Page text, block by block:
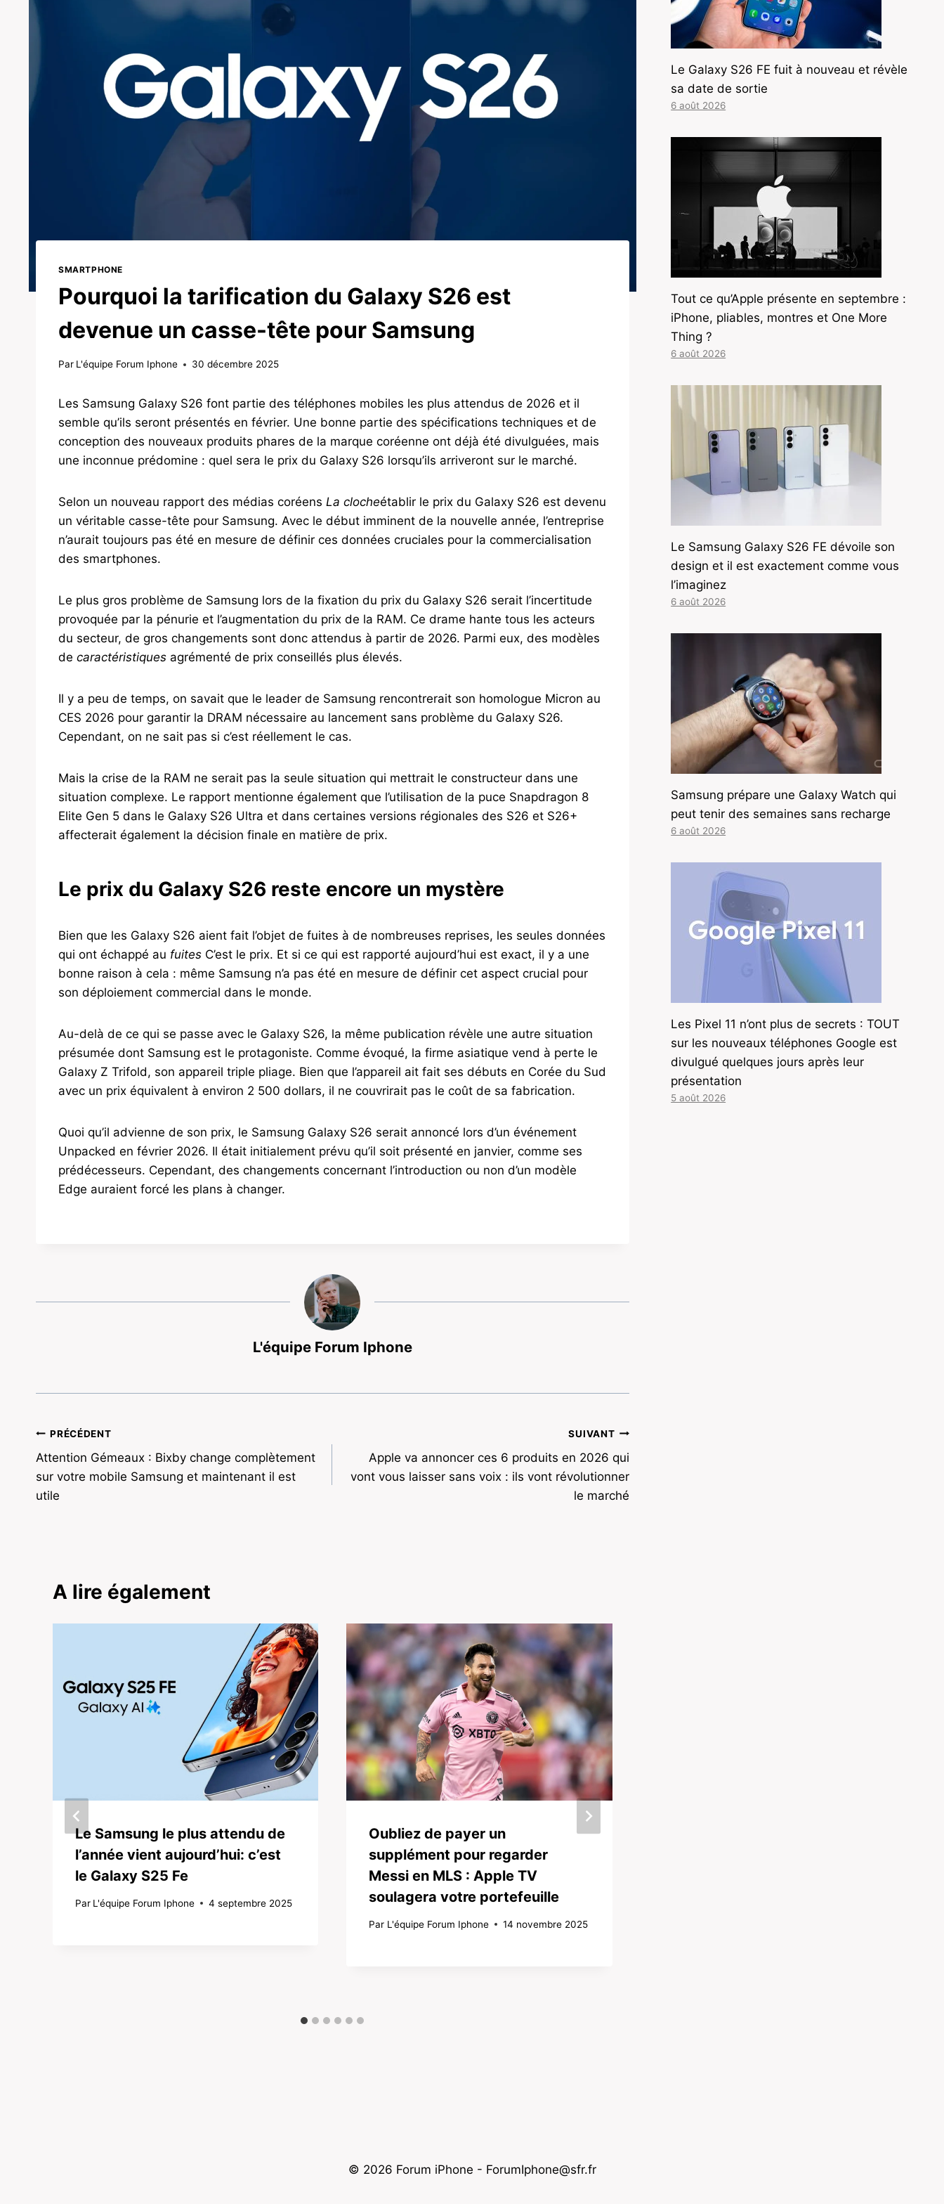
SMARTPHONE
Pourquoi la tarification du Galaxy S26 est
devenue un casse-tête pour Samsung
Par L'équipe Forum Iphone 30 décembre 2025
Les Samsung Galaxy S26 font partie des téléphones mobiles les plus attendus de 2026 et il
semble qu’ils seront présentés en février. Une bonne partie des spécifications techniques et de
conception des nouveaux produits phares de la marque coréenne ont déjà été divulguées, mais
une inconnue prédomine : quel sera le prix du Galaxy S26 lorsqu’ils arriveront sur le marché.
Selon un nouveau rapport des médias coréens La clocheétablir le prix du Galaxy S26 est devenu
un véritable casse-tête pour Samsung. Avec le début imminent de la nouvelle année, l’entreprise
n’aurait toujours pas été en mesure de définir ces données cruciales pour la commercialisation
des smartphones.
Le plus gros problème de Samsung lors de la fixation du prix du Galaxy S26 serait l’incertitude
provoquée par la pénurie et l’augmentation du prix de la RAM. Ce drame hante tous les acteurs
du secteur, de gros changements sont donc attendus à partir de 2026. Parmi eux, des modèles
de caractéristiques agrémenté de prix conseillés plus élevés.
Il y a peu de temps, on savait que le leader de Samsung rencontrerait son homologue Micron au
CES 2026 pour garantir la DRAM nécessaire au lancement sans problème du Galaxy S26.
Cependant, on ne sait pas si c’est réellement le cas.
Mais la crise de la RAM ne serait pas la seule situation qui mettrait le constructeur dans une
situation complexe. Le rapport mentionne également que l’utilisation de la puce Snapdragon 8
Elite Gen 5 dans le Galaxy S26 Ultra et dans certaines versions régionales des S26 et S26+
affecterait également la décision finale en matière de prix.
Le prix du Galaxy S26 reste encore un mystère
Bien que les Galaxy S26 aient fait l’objet de fuites à de nombreuses reprises, les seules données
qui ont échappé au fuites C’est le prix. Et si ce qui est rapporté aujourd’hui est exact, il y a une
bonne raison à cela : même Samsung n’a pas été en mesure de définir cet aspect crucial pour
son déploiement commercial dans le monde.
Au-delà de ce qui se passe avec le Galaxy S26, la même publication révèle une autre situation
présumée dont Samsung est le protagoniste. Comme évoqué, la firme asiatique vend à perte le
Galaxy Z Trifold, son appareil triple pliage. Bien que l’appareil ait fait ses débuts en Corée du Sud
avec un prix équivalent à environ 2 500 dollars, il ne couvrirait pas le coût de sa fabrication.
Quoi qu’il advienne de son prix, le Samsung Galaxy S26 serait annoncé lors d’un événement
Unpacked en février 2026. Il était initialement prévu qu’il soit présenté en janvier, comme ses
prédécesseurs. Cependant, des changements concernant l’introduction ou non d’un modèle
Edge auraient forcé les plans à changer.
L'équipe Forum Iphone
Navigation
de
l’article
PRÉCÉDENT
Attention Gémeaux : Bixby change complètement
sur votre mobile Samsung et maintenant il est
utile
SUIVANT
Apple va annoncer ces 6 produits en 2026 qui
vont vous laisser sans voix : ils vont révolutionner
le marché
A lire également
Le Samsung le plus attendu de
l’année vient aujourd’hui: c’est
le Galaxy S25 Fe
Par L'équipe Forum Iphone 4 septembre 2025
Oubliez de payer un
supplément pour regarder
Messi en MLS : Apple TV
soulagera votre portefeuille
Par L'équipe Forum Iphone 14 novembre 2025
Le Galaxy S26 FE fuit à nouveau et révèle
sa date de sortie
6 août 2026
Tout ce qu’Apple présente en septembre :
iPhone, pliables, montres et One More
Thing ?
6 août 2026
Le Samsung Galaxy S26 FE dévoile son
design et il est exactement comme vous
l’imaginez
6 août 2026
Samsung prépare une Galaxy Watch qui
peut tenir des semaines sans recharge
6 août 2026
Les Pixel 11 n’ont plus de secrets : TOUT
sur les nouveaux téléphones Google est
divulgué quelques jours après leur
présentation
5 août 2026
© 2026 Forum iPhone - ForumIphone@sfr.fr